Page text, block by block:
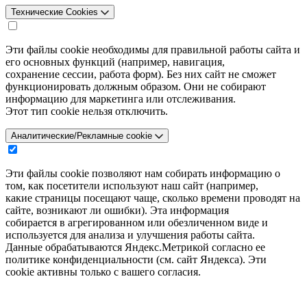
Технические Cookies
Эти файлы cookie необходимы для правильной работы сайта и
его основных функций (например, навигация,
сохранение сессии, работа форм). Без них сайт не сможет
функционировать должным образом. Они не собирают
информацию для маркетинга или отслеживания.
Этот тип cookie нельзя отключить.
Аналитические/Рекламные cookie
Эти файлы cookie позволяют нам собирать информацию о
том, как посетители используют наш сайт (например,
какие страницы посещают чаще, сколько времени проводят на
сайте, возникают ли ошибки). Эта информация
собирается в агрегированном или обезличенном виде и
используется для анализа и улучшения работы сайта.
Данные обрабатываются Яндекс.Метрикой согласно ее
политике конфиденциальности (см. сайт Яндекса). Эти
cookie активны только с вашего согласия.